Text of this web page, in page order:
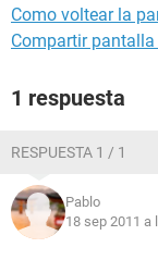
Como voltear la
Compartir pantalla
1 respuesta
RESPUESTA 1 / 1
Pablo
18 sep 2011 a